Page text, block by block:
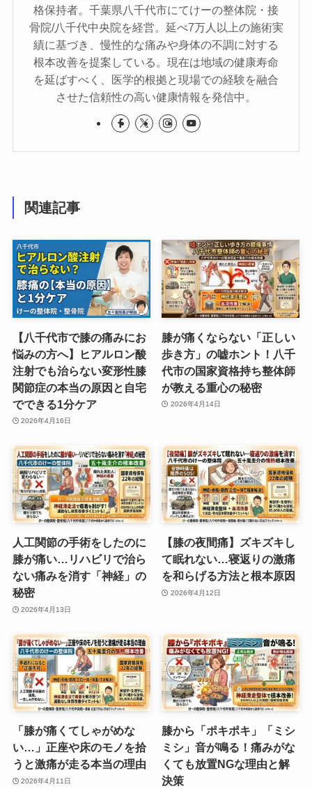
格保持者。千葉県八千代市にてけーの整体院・接
骨院/八千代中央院を経営。延べ7万人以上の施術実
績に基づき、慢性的な痛みや身体の不調に対する
根本改善を提案している。現在は地域の健康寿命
を延ばすべく、医学的根拠と現場での経験を融合
させた信頼性の高い健康情報を発信中。
関連記事
【八千代市で膝の痛みにお
悩みの方へ】ヒアルロン酸
注射でも治らない変形性膝
関節症の本当の原因と自宅
でできる1分ケア
2026年4月16日
膝が痛くならない「正しい
歩き方」の嘘ホント！八千
代市の国家資格持ち整体師
が教える重心の秘密
2026年4月14日
人工関節の手術をしたのに
膝が痛い…リハビリで治ら
ない痛みを消す「神経」の
秘密
2026年4月13日
【膝の夜間痛】ズキズキし
て眠れない…寝返りの激痛
を和らげる方法と根本原因
2026年4月12日
「膝が痛くてしゃがめな
い…」正座や床のモノを拾
うと激痛が走る本当の理由
2026年4月11日
膝から「ポキポキ」「ミシ
ミシ」音が鳴る！痛みがな
くても放置NGな理由と解
決策